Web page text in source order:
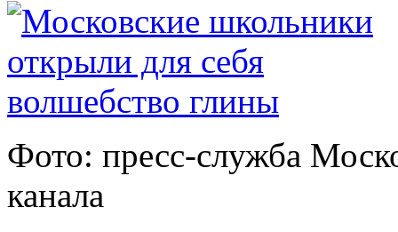
Фото: пресс-служба
канала